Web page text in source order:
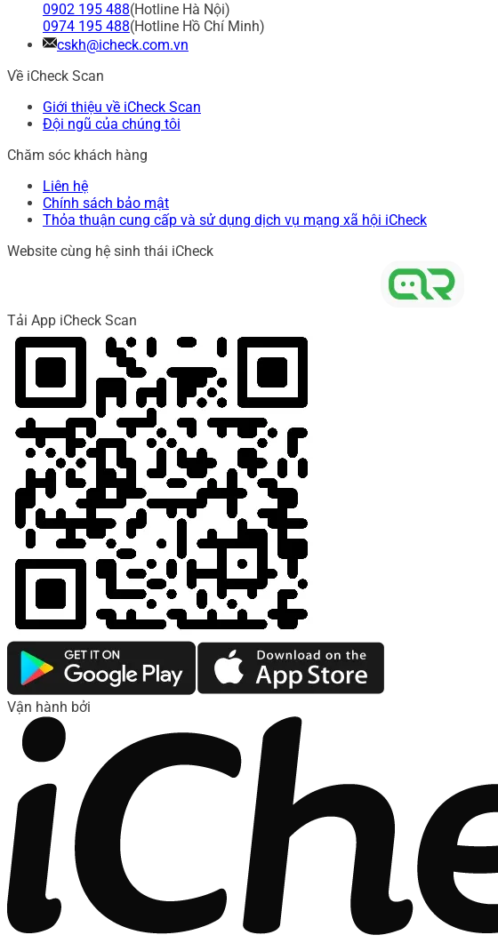
0902 195 488(Hotline Hà Nội)
0974 195 488(Hotline Hồ Chí Minh)
cskh@icheck.com.vn
Về iCheck Scan
Giới thiệu về iCheck Scan
Đội ngũ của chúng tôi
Chăm sóc khách hàng
Liên hệ
Chính sách bảo mật
Thỏa thuận cung cấp và sử dụng dịch vụ mạng xã hội iCheck
Website cùng hệ sinh thái iCheck
Tải App iCheck Scan
Vận hành bởi